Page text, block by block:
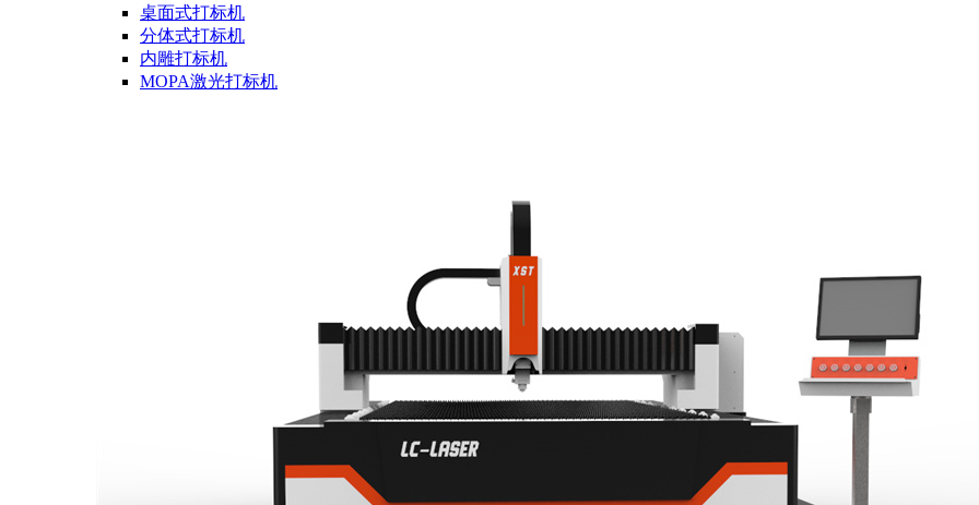
桌面式打标机
分体式打标机
内雕打标机
MOPA激光打标机